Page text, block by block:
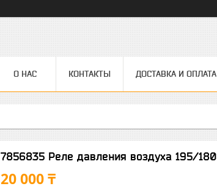
О НАС КОНТАКТЫ ДОСТАВКА И ОПЛАТА
7856835 Реле давления воздуха 195/180
20 000 ₸